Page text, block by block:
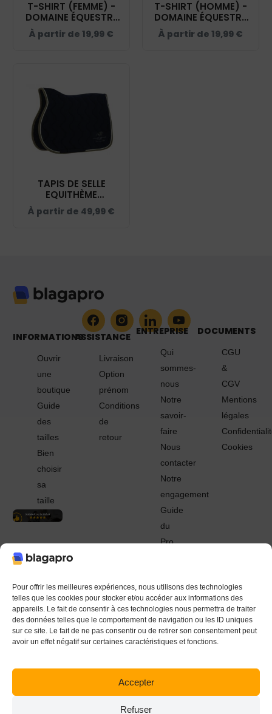
Pour offrir les meilleures expériences, nous utilisons des technologies
telles que les cookies pour stocker et/ou accéder aux informations des
appareils. Le fait de consentir à ces technologies nous permettra de traiter
des données telles que le comportement de navigation ou les ID uniques
sur ce site. Le fait de ne pas consentir ou de retirer son consentement peut
avoir un effet négatif sur certaines caractéristiques et fonctions.
Accepter
Refuser
T-SHIRT (FEMME) -
DOMAINE ÉQUESTRE
GLARIS - NAVY -
BC04T
À partir de 19,99 €
T-SHIRT (HOMME) -
DOMAINE ÉQUESTRE
GLARIS - NAVY -
BC03T
À partir de 19,99 €
TAPIS DE SELLE
EQUITHÈME
"POLYFUN" -
DOMAINE ÉQUESTRE
À partir de 49,99 €
INFORMATIONS
Ouvrir
une
boutique
Guide
des
tailles
Bien
choisir
sa
taille
ASSISTANCE
Livraison
Option
prénom
Conditions
de
retour
ENTREPRISE
Qui
sommes-
nous
Notre
savoir-
faire
Nous
contacter
Notre
engagement
Guide
du
Pro
DOCUMENTS
CGU
&
CGV
Mentions
légales
Cookies
© 2022 - 2024 Blagapro. Tous droits réservés. Textiles
personnalisés à Orléans